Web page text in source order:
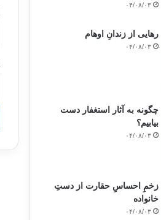
۰۴/۰۸/۰۳
رهایی از زندانِ اوهام
۰۴/۰۸/۰۳
چگونه به آثار استغفار دست
بیابیم؟
۰۴/۰۸/۰۳
زخمِ احساسِ حقارت از دستِ
خانواده
۰۴/۰۸/۰۳